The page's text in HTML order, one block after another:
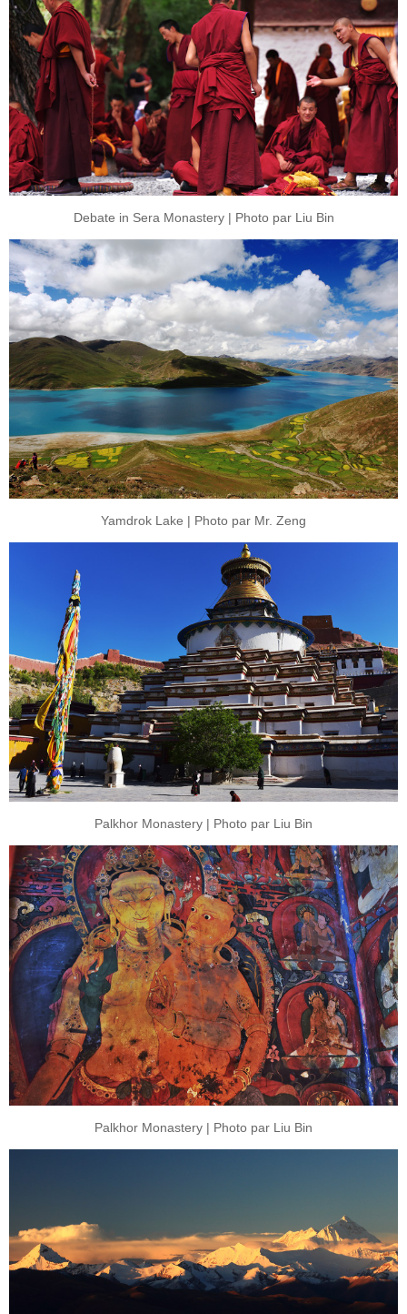
Debate in Sera Monastery | Photo par Liu Bin
Yamdrok Lake | Photo par Mr. Zeng
Palkhor Monastery | Photo par Liu Bin
Palkhor Monastery | Photo par Liu Bin